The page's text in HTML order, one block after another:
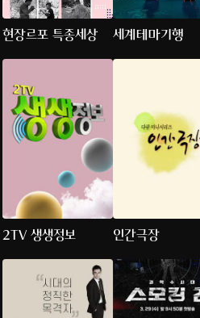
현장르포 특종세상 세계테마기행
2TV 생생정보 인간극장